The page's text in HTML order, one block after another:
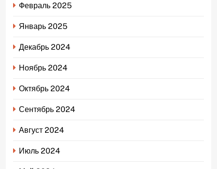
Февраль 2025
Январь 2025
Декабрь 2024
Ноябрь 2024
Октябрь 2024
Сентябрь 2024
Август 2024
Июль 2024